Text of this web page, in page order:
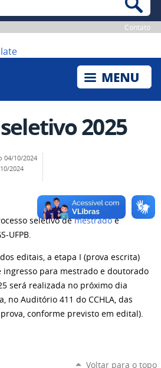
Contato
2025
04/10/2024
2024
seletivo demestradoe
UFPB.
editais, a etapa I (prova escrita)
ingresso para mestrado e doutorado
será realizada no próximo dia
no Auditório 411 do CCHLA, das
conforme previsto em edital).
Voltar para o topo